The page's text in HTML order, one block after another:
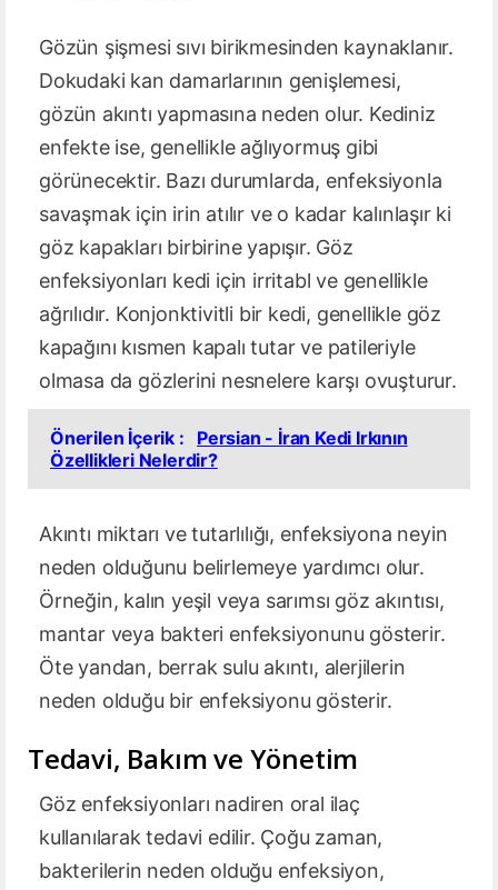
Gözün şişmesi sıvı birikmesinden kaynaklanır.
Dokudaki kan damarlarının genişlemesi,
gözün akıntı yapmasına neden olur. Kediniz
enfekte ise, genellikle ağlıyormuş gibi
görünecektir. Bazı durumlarda, enfeksiyonla
savaşmak için irin atılır ve o kadar kalınlaşır ki
göz kapakları birbirine yapışır. Göz
enfeksiyonları kedi için irritabl ve genellikle
ağrılıdır. Konjonktivitli bir kedi, genellikle göz
kapağını kısmen kapalı tutar ve patileriyle
olmasa da gözlerini nesnelere karşı ovuşturur.
Önerilen İçerik :
Persian - İran Kedi Irkının
Özellikleri Nelerdir?
Akıntı miktarı ve tutarlılığı, enfeksiyona neyin
neden olduğunu belirlemeye yardımcı olur.
Örneğin, kalın yeşil veya sarımsı göz akıntısı,
mantar veya bakteri enfeksiyonunu gösterir.
Öte yandan, berrak sulu akıntı, alerjilerin
neden olduğu bir enfeksiyonu gösterir.
Tedavi, Bakım ve Yönetim
Göz enfeksiyonları nadiren oral ilaç
kullanılarak tedavi edilir. Çoğu zaman,
bakterilerin neden olduğu enfeksiyon,